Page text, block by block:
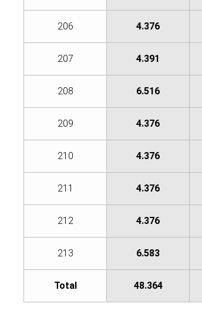
206 4.376
207 4.391
208 6.516
209 4.376
210 4.376
211 4.376
212 4.376
213 6.583
Total 48.364